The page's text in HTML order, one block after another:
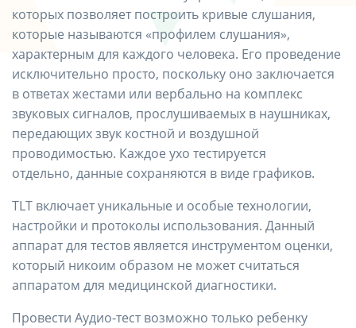
которых позволяет построить кривые слушания,
которые называются «профилем слушания»,
характерным для каждого человека. Его проведение
исключительно просто, поскольку оно заключается
в ответах жестами или вербально на комплекс
звуковых сигналов, прослушиваемых в наушниках,
передающих звук костной и воздушной
проводимостью. Каждое ухо тестируется
отдельно, данные сохраняются в виде графиков.
TLT включает уникальные и особые технологии,
настройки и протоколы использования. Данный
аппарат для тестов является инструментом оценки,
который никоим образом не может считаться
аппаратом для медицинской диагностики.
Провести Аудио-тест возможно только ребенку